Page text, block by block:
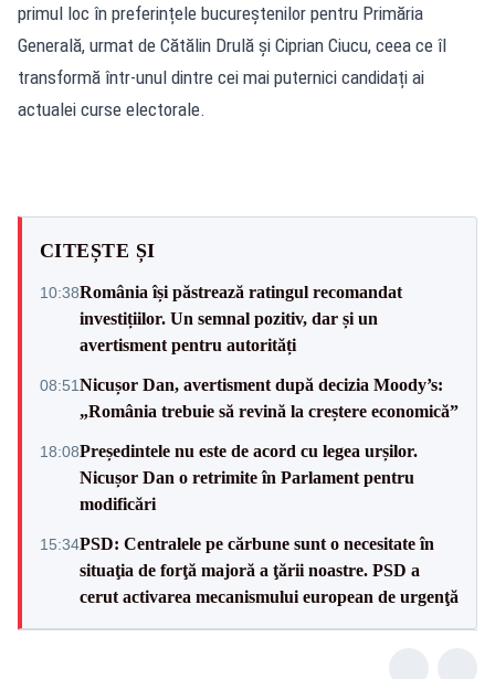
primul loc în preferințele bucureștenilor pentru Primăria
Generală, urmat de Cătălin Drulă și Ciprian Ciucu, ceea ce îl
transformă într-unul dintre cei mai puternici candidați ai
actualei curse electorale.
CITEȘTE ȘI
10:38România își păstrează ratingul recomandat
investițiilor. Un semnal pozitiv, dar și un
avertisment pentru autorități
08:51Nicușor Dan, avertisment după decizia Moody’s:
„România trebuie să revină la creștere economică”
18:08Președintele nu este de acord cu legea urșilor.
Nicușor Dan o retrimite în Parlament pentru
modificări
15:34PSD: Centralele pe cărbune sunt o necesitate în
situaţia de forţă majoră a ţării noastre. PSD a
cerut activarea mecanismului european de urgenţă